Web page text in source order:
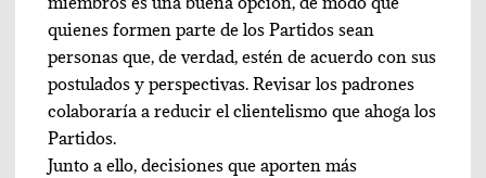
quienes formen parte de los Partidos sean
personas que, de verdad, estén de acuerdo con sus
postulados y perspectivas. Revisar los padrones
colaboraría a reducir el clientelismo que ahoga los
Partidos.
Junto a ello, decisiones que aporten más